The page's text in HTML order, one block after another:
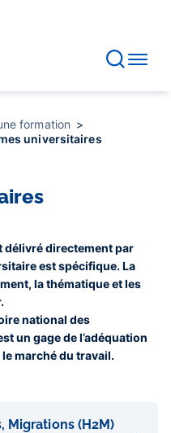
formation
universitaires
délivré directement par
est spécifique. La
la thématique et les
national des
un gage de l’adéquation
marché du travail.
Migrations (H2M)